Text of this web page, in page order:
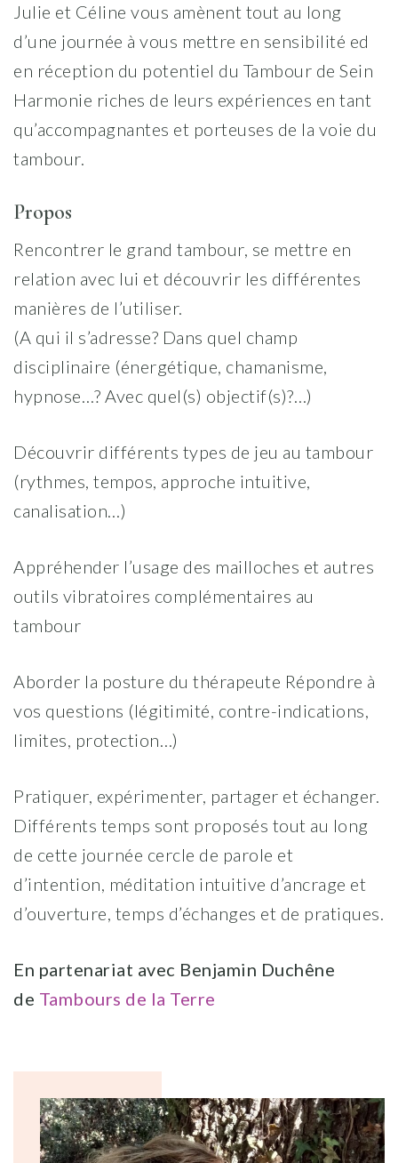
Julie et Céline vous amènent tout au long
d’une journée à vous mettre en sensibilité ed
en réception du potentiel du Tambour de Sein
Harmonie riches de leurs expériences en tant
qu’accompagnantes et porteuses de la voie du
tambour.
Propos
Rencontrer le grand tambour, se mettre en
relation avec lui et découvrir les différentes
manières de l’utiliser.
(A qui il s’adresse? Dans quel champ
disciplinaire (énergétique, chamanisme,
hypnose…? Avec quel(s) objectif(s)?…)
Découvrir différents types de jeu au tambour
(rythmes, tempos, approche intuitive,
canalisation…)
Appréhender l’usage des mailloches et autres
outils vibratoires complémentaires au
tambour
Aborder la posture du thérapeute Répondre à
vos questions (légitimité, contre-indications,
limites, protection…)
Pratiquer, expérimenter, partager et échanger.
Différents temps sont proposés tout au long
de cette journée cercle de parole et
d’intention, méditation intuitive d’ancrage et
d’ouverture, temps d’échanges et de pratiques.
En partenariat avec Benjamin Duchêne
de Tambours de la Terre